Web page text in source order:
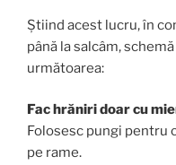
Știind acest lucru, în
până la salcâm,
următoarea:
Fac hrăniri doar cu
Folosesc pungi pentru
pe rame.